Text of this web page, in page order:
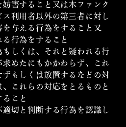
妨害すること又は本ファンク
ス利用者以外の第三者に対し
与える行為をすること又
行為をすること
もしくは、それと疑われる行
求めたにもかかわらず、これ
ずもしくは放置するなどの対
これらの対応をとるものと
こと
適切と判断する行為を認識し